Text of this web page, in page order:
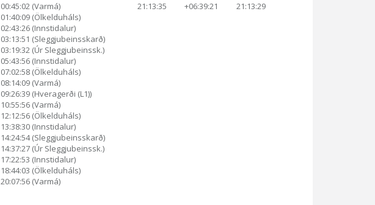
00:45:02 (Varmá)
01:40:09 (Ölkelduháls)
02:43:26 (Innstidalur)
03:13:51 (Sleggjubeinsskarð)
03:19:32 (Úr Sleggjubeinssk.)
05:43:56 (Innstidalur)
07:02:58 (Ölkelduháls)
08:14:09 (Varmá)
09:26:39 (Hveragerði (L1))
10:55:56 (Varmá)
12:12:56 (Ölkelduháls)
13:38:30 (Innstidalur)
14:24:54 (Sleggjubeinsskarð)
14:37:27 (Úr Sleggjubeinssk.)
17:22:53 (Innstidalur)
18:44:03 (Ölkelduháls)
20:07:56 (Varmá)
21:13:35 +06:39:21 21:13:29